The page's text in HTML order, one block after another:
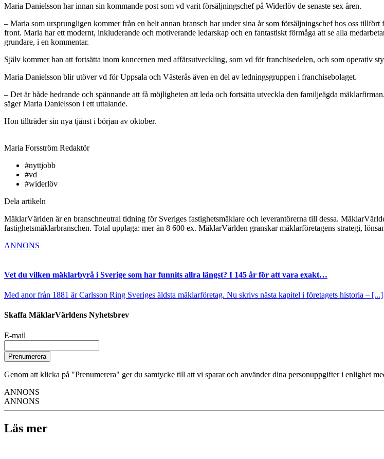
Maria Danielsson har innan sin kommande post som vd varit försäljningschef på Widerlöv de senaste sex åren.
– Maria som ursprungligen kommer från en helt annan bransch har under sina år som försäljningschef hos oss
front. Maria har ett modernt, inkluderande och motiverande ledarskap och en fantastiskt förmåga att se alla
grundare, i en kommentar.
Själv kommer han att fortsätta inom koncernen med affärsutveckling, som vd för franchisedelen, och som operativ
Maria Danielsson blir utöver vd för Uppsala och Västerås även en del av ledningsgruppen i franchisebolaget.
– Det är både hedrande och spännande att få möjligheten att leda och fortsätta utveckla den familjeägda
säger Maria Danielsson i ett uttalande.
Hon tillträder sin nya tjänst i början av oktober.
Maria Forsström Redaktör
#nyttjobb
#vd
#widerlöv
Dela artikeln
MäklarVärlden är en branschneutral tidning för Sveriges fastighetsmäklare och leverantörerna till dessa.
fastighetsmäklarbranschen. Total upplaga: mer än 8 600 ex. MäklarVärlden granskar mäklarföretagens strategi,
ANNONS
Vet du vilken mäklarbyrå i Sverige som har funnits allra längst? I 145 år för att vara exakt…
Med anor från 1881 är Carlsson Ring Sveriges äldsta mäklarföretag. Nu skrivs nästa kapitel i företagets historia – [...]
Skaffa MäklarVärldens Nyhetsbrev
E-mail
Prenumerera
Genom att klicka på "Prenumerera" ger du samtycke till att vi sparar och använder dina personuppgifter i enlighet
ANNONS
ANNONS
Läs mer